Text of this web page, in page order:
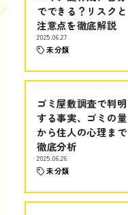
でできる？リスクと
注意点を徹底解説
2025.06.27
未分類
ゴミ屋敷調査で判明
する事実、ゴミの量
から住人の心理まで
徹底分析
2025.06.26
未分類